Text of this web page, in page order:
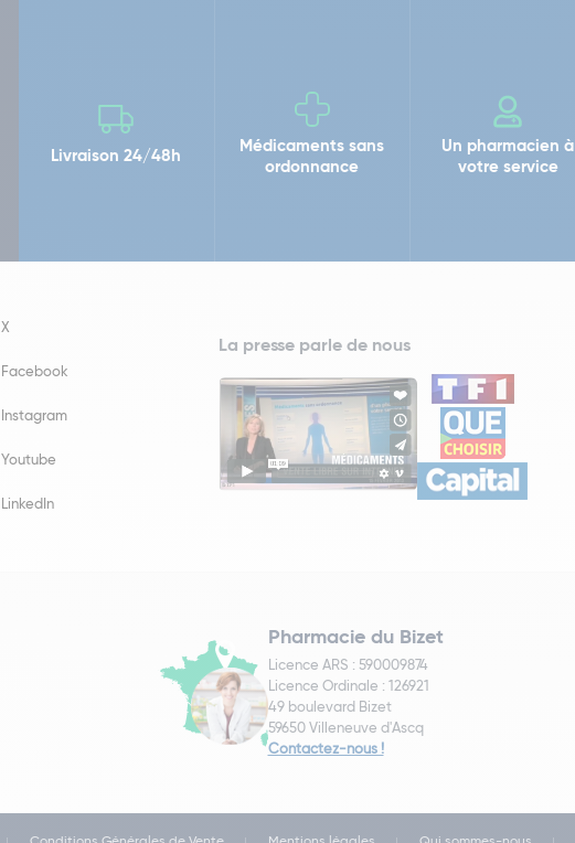
Livraison 24/48h
Médicaments sans
ordonnance
Un pharmacien à
votre service
X
Facebook
Instagram
Youtube
LinkedIn
La presse parle de nous
Pharmacie du Bizet
Licence ARS : 590009874
Licence Ordinale : 126921
49 boulevard Bizet
59650 Villeneuve d'Ascq
Contactez-nous !